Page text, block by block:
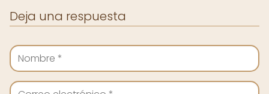
Deja una respuesta